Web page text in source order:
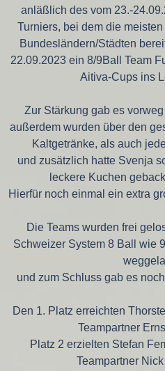
anläßlich des vom 23.-
Turniers, bei dem die
Bundesländern/Städten
22.09.2023 ein 8/9Ball Team
Aitiva-Cups ins
Zur Stärkung gab es
außerdem wurden über den
Kaltgetränke, als auch
und zusätzlich hatte Svenja
leckere Kuchen
Hierfür noch einmal ein extra
Die Teams wurden frei
Schweizer System 8 Ball wie
und zum Schluss gab es
Den 1. Platz erreichten
Teampartner
Platz 2 erzielten Stefan
Teampartner